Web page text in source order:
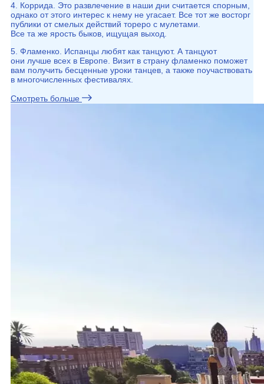
4. Коррида. Это развлечение в наши дни считается спорным,
однако от этого интерес к нему не угасает. Все тот же восторг
публики от смелых действий тореро с мулетами.
Все та же ярость быков, ищущая выход.
5. Фламенко. Испанцы любят как танцуют. А танцуют
они лучше всех в Европе. Визит в страну фламенко поможет
вам получить бесценные уроки танцев, а также поучаствовать
в многочисленных фестивалях.
Смотреть больше